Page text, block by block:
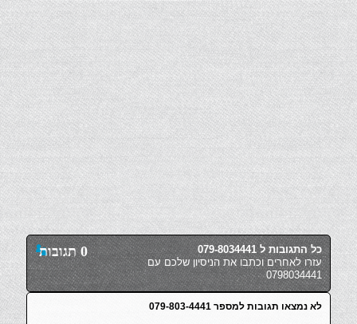
0 תגובות
כל התגובות ל 079-8034441
עזרו לאחרים וכתבו את הניסיון שלכם עם
0798034441
לא נמצאו תגובות למספר 079-803-4441